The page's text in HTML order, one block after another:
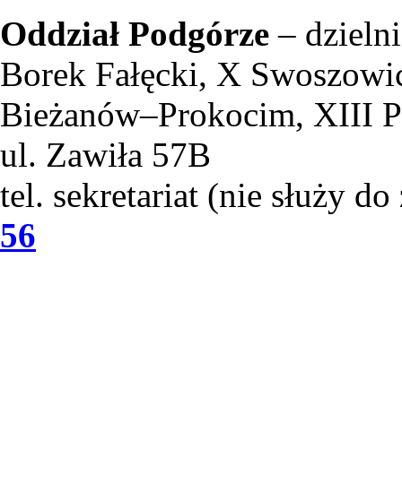
Oddział Podgórze –
Borek Fałęcki, X
Bieżanów–Prokocim, XIII
ul. Zawiła 57B
tel. sekretariat (nie służy
56